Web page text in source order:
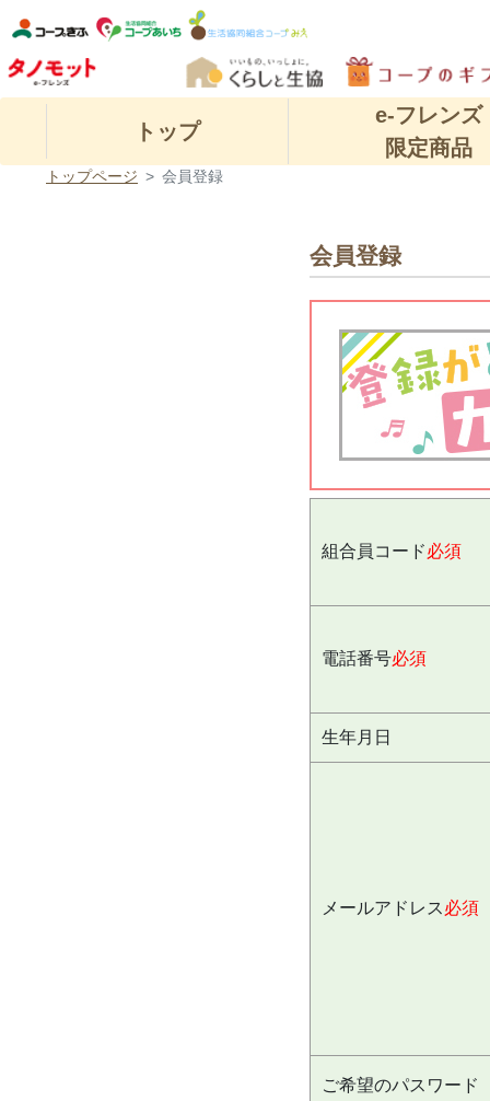
トップ
e-フレンズ
限定商品
トップページ 会員登録
会員登録
組合員コード必須
電話番号必須
生年月日
メールアドレス必須
ご希望のパスワード